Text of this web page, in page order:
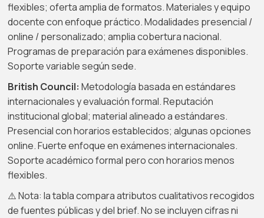
flexibles; oferta amplia de formatos. Materiales y equipo
docente con enfoque práctico. Modalidades presencial /
online / personalizado; amplia cobertura nacional.
Programas de preparación para exámenes disponibles.
Soporte variable según sede.
British Council: Metodología basada en estándares
internacionales y evaluación formal. Reputación
institucional global; material alineado a estándares.
Presencial con horarios establecidos; algunas opciones
online. Fuerte enfoque en exámenes internacionales.
Soporte académico formal pero con horarios menos
flexibles.
⚠️ Nota: la tabla compara atributos cualitativos recogidos
de fuentes públicas y del brief. No se incluyen cifras ni